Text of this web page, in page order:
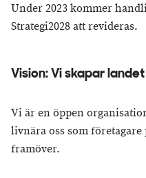
Under 2023 kommer
Strategi2028 att revideras.
Vision: Vi skapar landet
Vi är en öppen
livnära oss som
framöver.